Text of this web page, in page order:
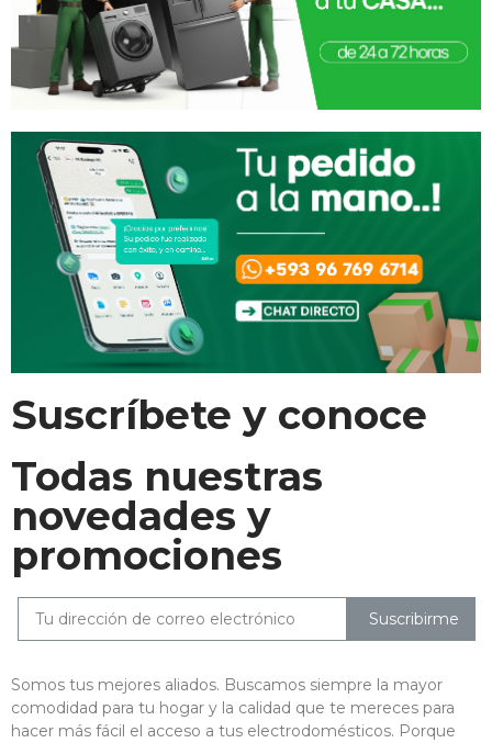
Suscríbete y conoce
Todas nuestras
novedades y
promociones
Suscribirme
Somos tus mejores aliados. Buscamos siempre la mayor
comodidad para tu hogar y la calidad que te mereces para
hacer más fácil el acceso a tus electrodomésticos. Porque